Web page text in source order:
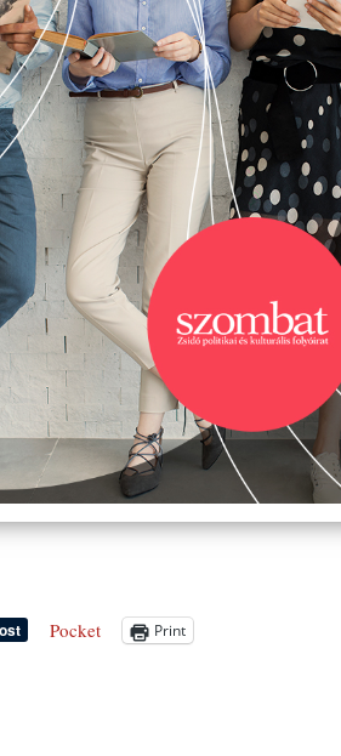
Pocket Print